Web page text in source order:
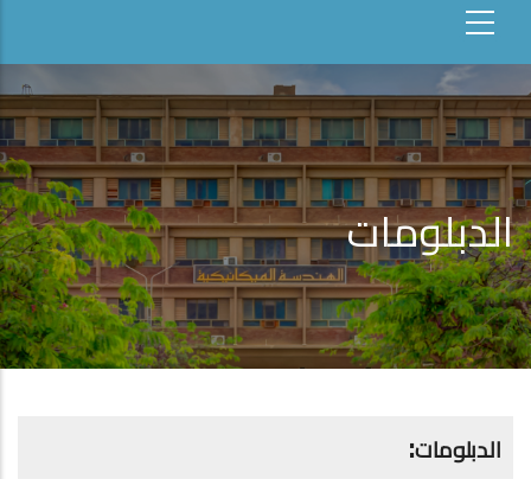
الدبلومات
الدبلومات: